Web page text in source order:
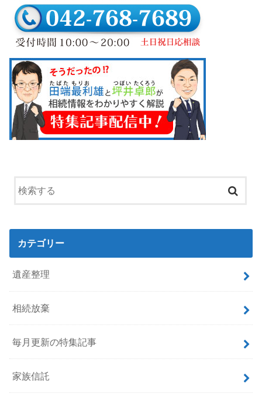
カテゴリー
遺産整理
相続放棄
毎月更新の特集記事
家族信託